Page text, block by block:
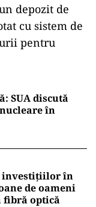
depozit de
cu sistem de
pentru
SUA discută
în
investițiilor în
de oameni
fibră optică